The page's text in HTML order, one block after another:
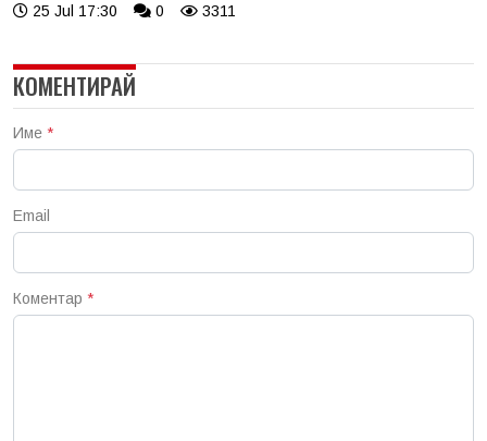
25 Jul 17:30 0 3311
КОМЕНТИРАЙ
Име *
Email
Коментар *